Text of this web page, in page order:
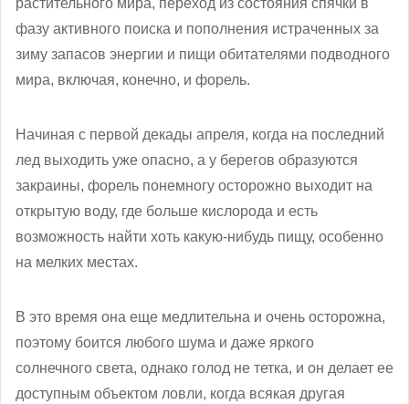
фазу активного поиска и пополнения истраченных за
зиму запасов энергии и пищи обитателями подводного
мира, включая, конечно, и форель.
Начиная с первой декады апреля, когда на последний
лед выходить уже опасно, а у берегов образуются
закраины, форель понемногу осторожно выходит на
открытую воду, где больше кислорода и есть
возможность найти хоть какую-нибудь пищу, особенно
на мелких местах.
В это время она еще медлительна и очень осторожна,
поэтому боится любого шума и даже яркого
солнечного света, однако голод не тетка, и он делает ее
доступным объектом ловли, когда всякая другая